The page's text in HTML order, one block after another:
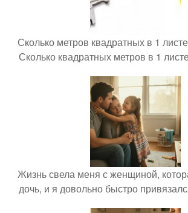
Сколько метров квадратных в 1
Сколько квадратных метров в 1
Жизнь свела меня с женщиной,
дочь, и я довольно быстро